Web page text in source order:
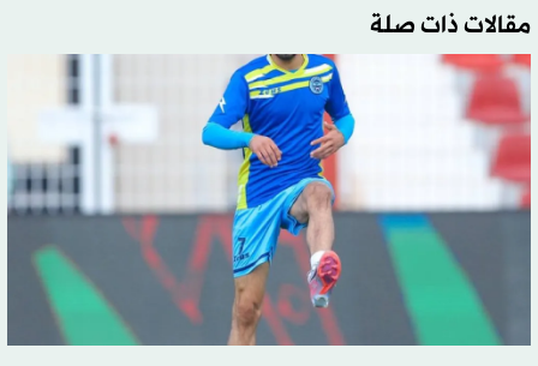
مقالات ذات صلة